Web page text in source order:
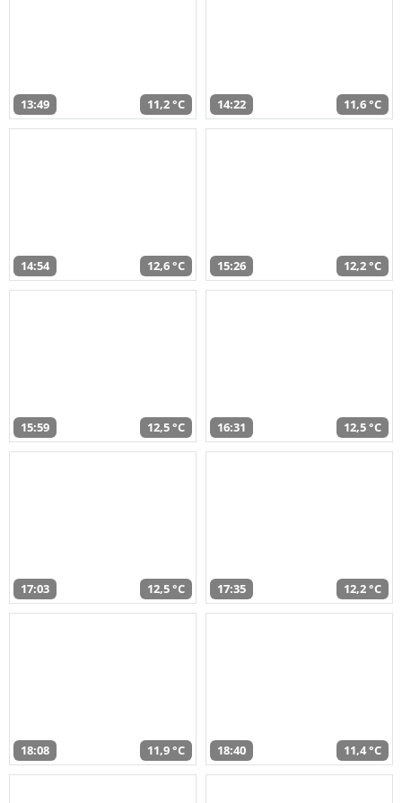
13:49 11,2 °C 14:22 11,6 °C
14:54 12,6 °C 15:26 12,2 °C
15:59 12,5 °C 16:31 12,5 °C
17:03 12,5 °C 17:35 12,2 °C
18:08 11,9 °C 18:40 11,4 °C